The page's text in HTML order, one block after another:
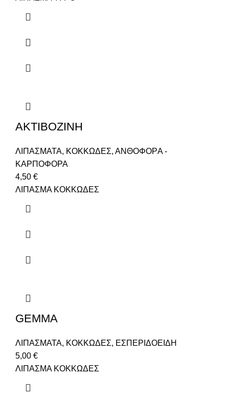
AKTIBOZINH
ΛΙΠΑΣΜΑΤΑ, ΚΟΚΚΩΔΕΣ, ΑΝΘΟΦΟΡA -
ΚΑΡΠΟΦΟΡΑ
4,50 €
ΛΙΠΑΣΜΑ ΚΟΚΚΩΔΕΣ
GEMMA
ΛΙΠΑΣΜΑΤΑ, ΚΟΚΚΩΔΕΣ, ΕΣΠΕΡΙΔΟΕΙΔΗ
5,00 €
ΛΙΠΑΣΜΑ ΚΟΚΚΩΔΕΣ